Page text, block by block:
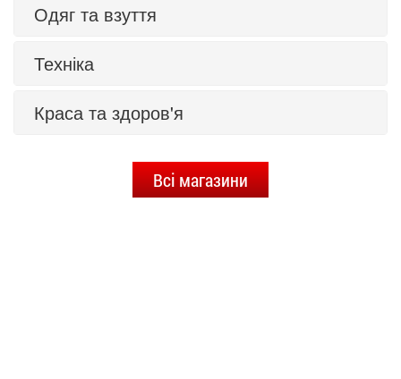
Одяг та взуття
Техніка
Краса та здоров'я
Всі магазини